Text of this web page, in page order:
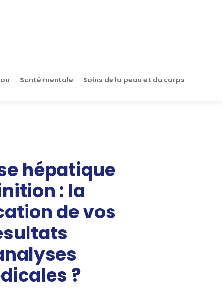
Santé mentale Soins de la peau et du corps
hépatique
: la
de vos
?